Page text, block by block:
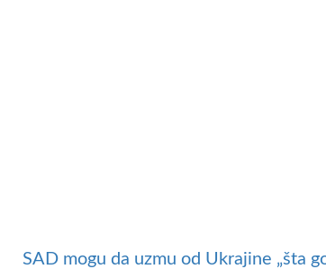
SAD mogu da uzmu od Ukrajine „šta